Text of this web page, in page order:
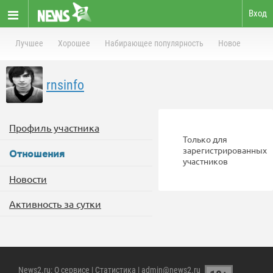
Вход
Лучшее Хорошее Набирающее популярность Новое
rnsinfo
Профиль участника
Отношения
Новости
Активность за сутки
Только для
зарегистрированных
участников
News2.ru: О сервисе | Статистика | admin@news2.ru